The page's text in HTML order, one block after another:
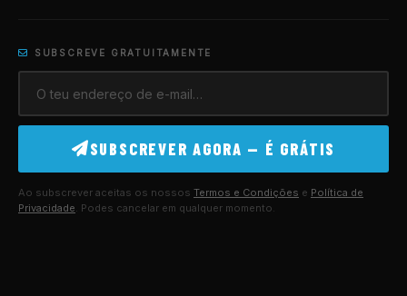
SUBSCREVE GRATUITAMENTE
SUBSCREVER AGORA — É GRÁTIS
Ao subscrever aceitas os nossos Termos e Condições e Política de
Privacidade. Podes cancelar em qualquer momento.